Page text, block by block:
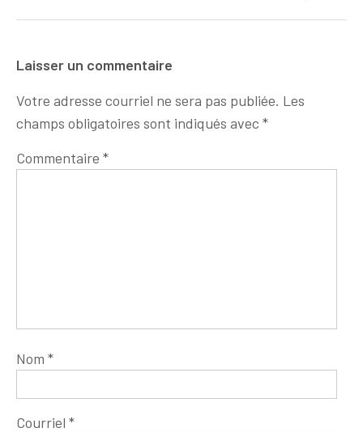
Laisser un commentaire
Votre adresse courriel ne sera pas publiée. Les
champs obligatoires sont indiqués avec *
Commentaire *
Nom *
Courriel *